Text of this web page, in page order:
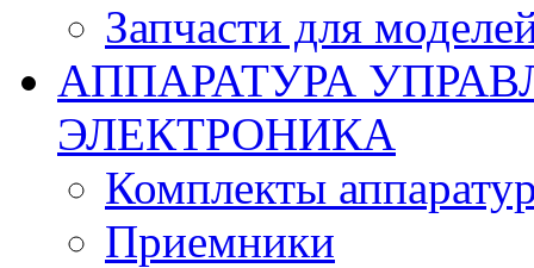
Запчасти для
АППАРАТУРА
ЭЛЕКТРОНИКА
Комплекты
Приемники